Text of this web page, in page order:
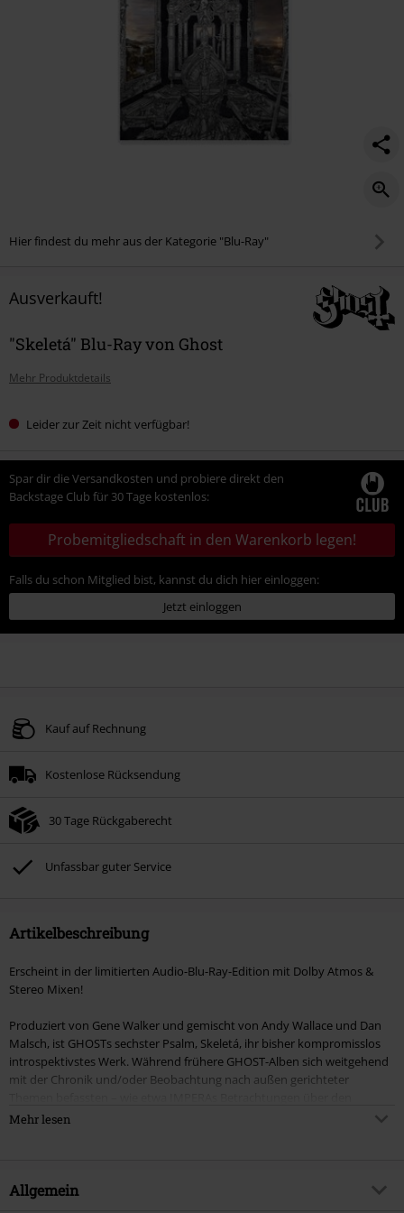
Hier findest du mehr aus der Kategorie "Blu-Ray"
Ausverkauft!
"Skeletá" Blu-Ray von Ghost
Mehr Produktdetails
Leider zur Zeit nicht verfügbar!
Spar dir die Versandkosten und probiere direkt den
Backstage Club für 30 Tage kostenlos:
Probemitgliedschaft in den Warenkorb legen!
Falls du schon Mitglied bist, kannst du dich hier einloggen:
Jetzt einloggen
Kauf auf Rechnung
Kostenlose Rücksendung
30 Tage Rückgaberecht
Unfassbar guter Service
Artikelbeschreibung
Erscheint in der limitierten Audio-Blu-Ray-Edition mit Dolby Atmos &
Stereo Mixen!
Produziert von Gene Walker und gemischt von Andy Wallace und Dan
Malsch, ist GHOSTs sechster Psalm, Skeletá, ihr bisher kompromisslos
introspektivstes Werk. Während frühere GHOST-Alben sich weitgehend
mit der Chronik und/oder Beobachtung nach außen gerichteter
Aufstieg und Fall von Imperien und dessen Vorgänger Prequelles
manchmal wie in einem Dialog mit sich selbst im Spiegel. Das
Mehr lesen
Allgemein